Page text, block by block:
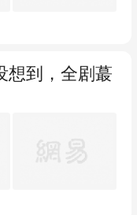
想到，全剧蕞